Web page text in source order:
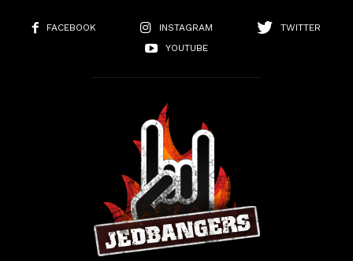
FACEBOOK INSTAGRAM
TWITTER
YOUTUBE